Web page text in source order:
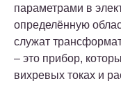
параметрами в
определённую
служат
– это прибор,
вихревых токах и